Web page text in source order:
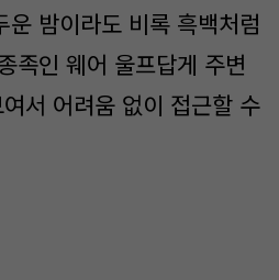
밤이라도 비록 흑백처럼
족인 웨어 울프답게 주변
서 어려움 없이 접근할 수